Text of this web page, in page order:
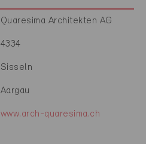
Quaresima Architekten AG
4334
Sisseln
Aargau
www.arch-quaresima.ch